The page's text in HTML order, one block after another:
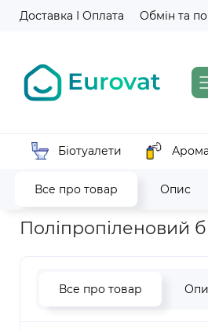
Доставка І Оплата Обмін та
Біотуалети Арома
Все про товар Опис
Головна Брудозахисні килими та
Поліпропіленовий
Все про товар